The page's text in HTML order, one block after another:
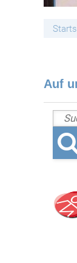
Auf
Suche nach: